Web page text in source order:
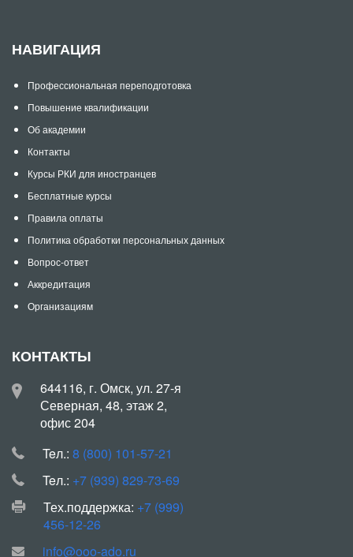
НАВИГАЦИЯ
Профессиональная переподготовка
Повышение квалификации
Об академии
Контакты
Курсы РКИ для иностранцев
Бесплатные курсы
Правила оплаты
Политика обработки персональных данных
Вопрос-ответ
Аккредитация
Организациям
КОНТАКТЫ
644116, г. Омск, ул. 27-я
Северная, 48, этаж 2,
офис 204
Teл.: 8 (800) 101-57-21
Teл.: +7 (939) 829-73-69
Тех.поддержка: +7 (999)
456-12-26
info@ooo-ado.ru